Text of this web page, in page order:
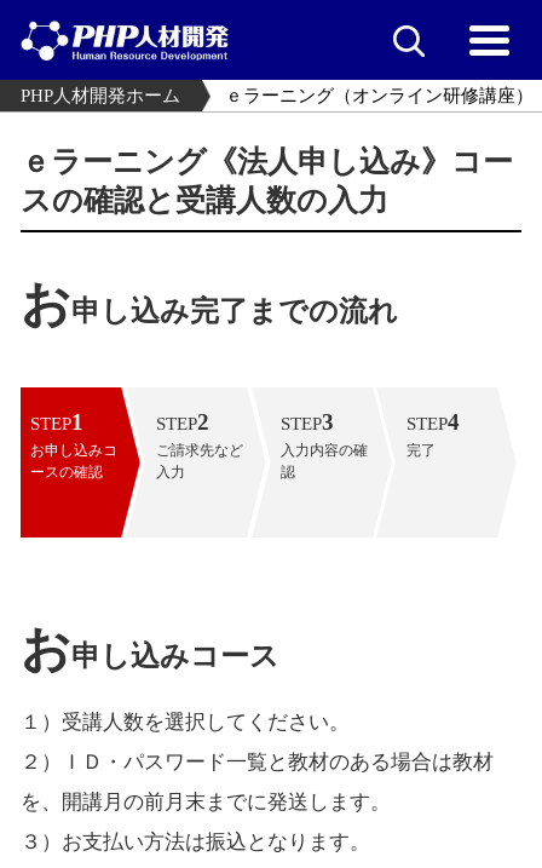
PHP人材開発ホーム ｅラーニング（オンライン研修講座）
ｅラーニング《法人申し込み》コー
スの確認と受講人数の入力
お申し込み完了までの流れ
STEP1
お申し込みコ
ースの確認
STEP2
ご請求先など
入力
STEP3
入力内容の確
認
STEP4
完了
お申し込みコース
１）受講人数を選択してください。
２）ＩＤ・パスワード一覧と教材のある場合は教材
を、開講月の前月末までに発送します。
３）お支払い方法は振込となります。